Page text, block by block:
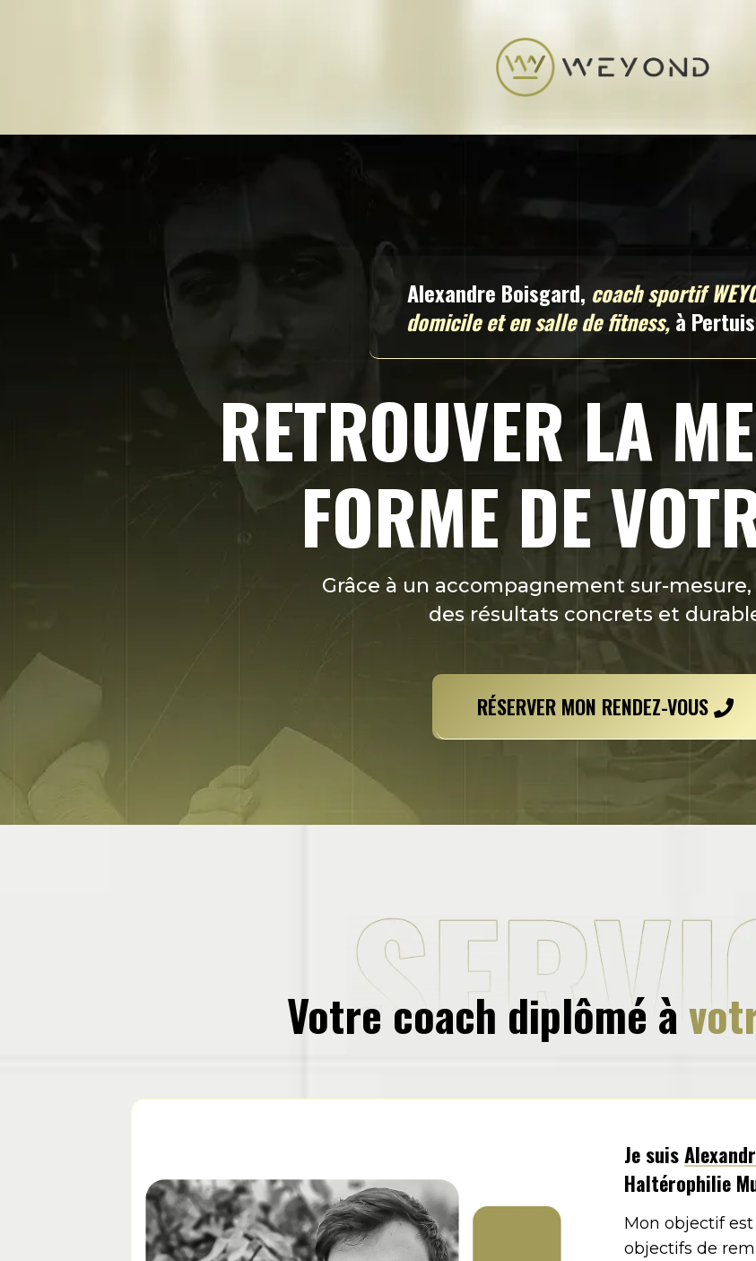
Alexandre Boisgard, coach sportif
domicile et en salle de fitness,à
RETROUVER LA
FORME DE
Grâce à un accompagnement sur-
des résultats concrets et
RÉSERVER MON RENDEZ-VOUS
Votre coach diplômé à
Je suis
Haltérophilie
Mon objectif
objectifs de